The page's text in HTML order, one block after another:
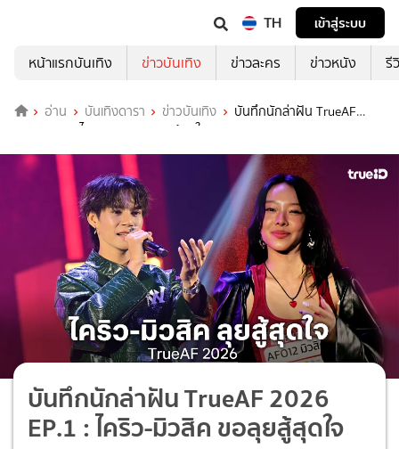
TH
เข้าสู่ระบบ
หน้าแรกบันเทิง
ข่าวบันเทิง ข่าวละคร ข่าวหนัง รี
อ่าน บันเทิงดารา ข่าวบันเทิง
บันทึกนักล่าฝัน TrueAF
2026 EP.1 : ไคริว-มิวสิค ขอลุยสู้สุดใจ
บันทึกนักล่าฝัน TrueAF 2026
EP.1 : ไคริว-มิวสิค ขอลุยสู้สุดใจ